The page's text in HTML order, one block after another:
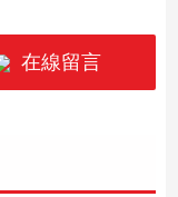
在線留言